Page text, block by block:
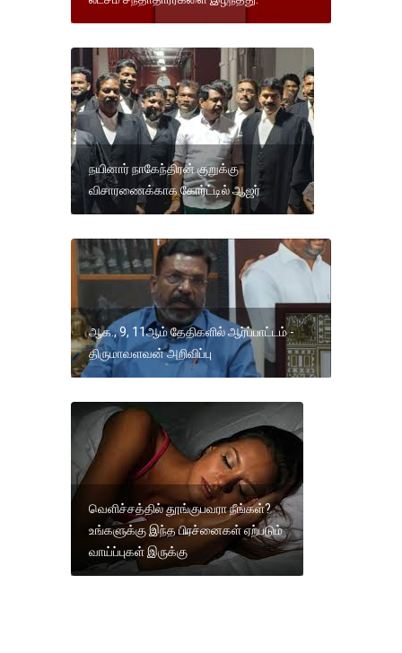
நயினார் நாகேந்திரன் குறுக்கு
விசாரணைக்காக கோர்ட்டில் ஆஜர்
ஆக., 9, 11ஆம் தேதிகளில் ஆர்ப்பாட்டம் -
திருமாவளவன் அறிவிப்பு
வெளிச்சத்தில் தூங்குபவரா நீங்கள்?
உங்களுக்கு இந்த பிரச்னைகள் ஏற்படும்
வாய்ப்புகள் இருக்கு